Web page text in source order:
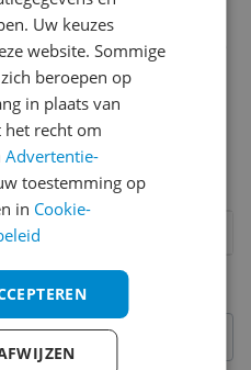
de 3 en 10 minuten.
bezoekers een betere
maand kans op
6
van 4
Uw keuzes
website. Sommige
beroepen op
in plaats van
recht om
Advertentie-
toestemming op
in Cookie-